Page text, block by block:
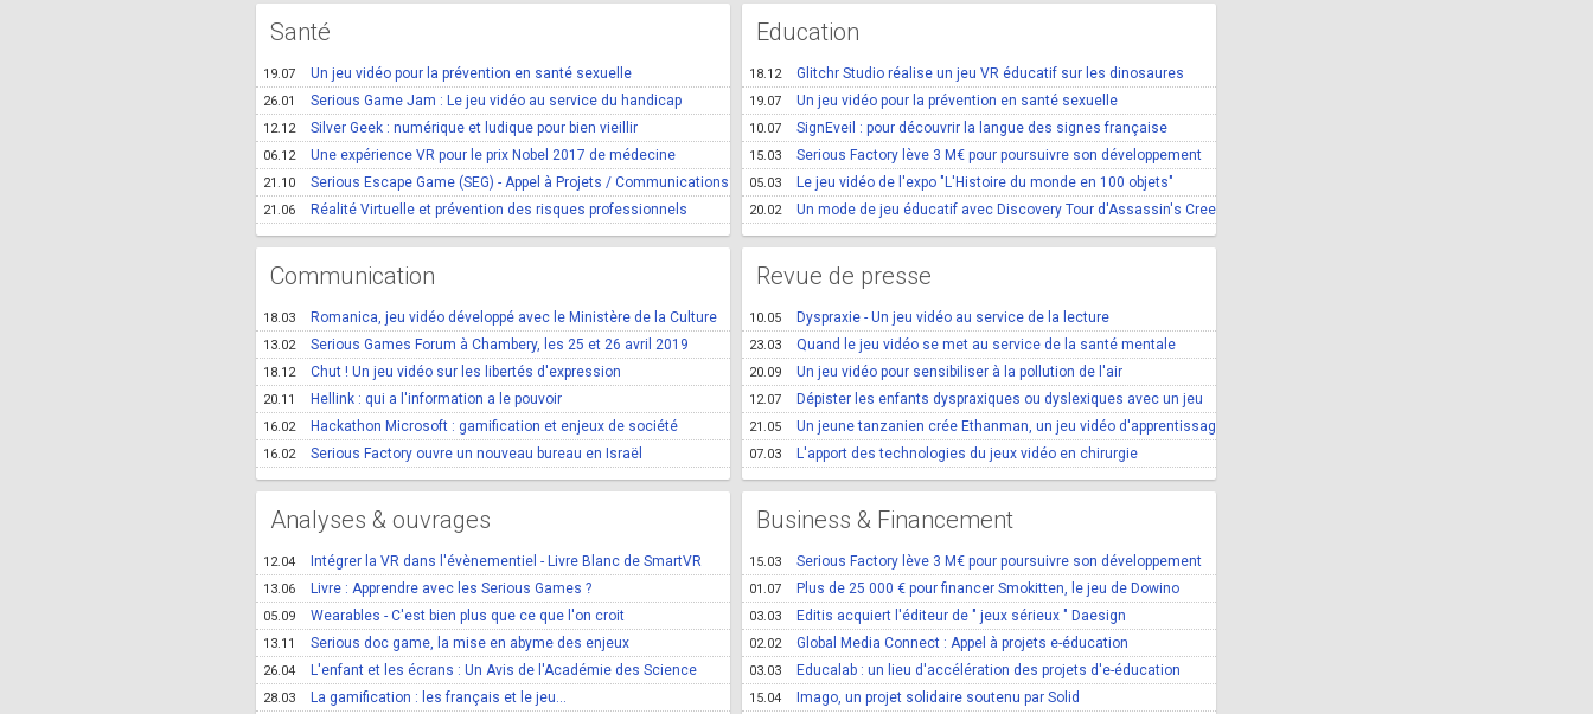
Santé
19.07 Un jeu vidéo pour la prévention en santé sexuelle
26.01 Serious Game Jam : Le jeu vidéo au service du handicap
12.12 Silver Geek : numérique et ludique pour bien vieillir
06.12 Une expérience VR pour le prix Nobel 2017 de médecine
21.10 Serious Escape Game (SEG) - Appel à Projets / Communications
21.06 Réalité Virtuelle et prévention des risques professionnels
Education
18.12 Glitchr Studio réalise un jeu VR éducatif sur les dinosaures
19.07 Un jeu vidéo pour la prévention en santé sexuelle
10.07 SignEveil : pour découvrir la langue des signes française
15.03 Serious Factory lève 3 M€ pour poursuivre son développement
05.03 Le jeu vidéo de l'expo "L'Histoire du monde en 100 objets"
20.02 Un mode de jeu éducatif avec Discovery Tour d'Assassin's Creed
Communication
18.03 Romanica, jeu vidéo développé avec le Ministère de la Culture
13.02 Serious Games Forum à Chambery, les 25 et 26 avril 2019
18.12 Chut ! Un jeu vidéo sur les libertés d'expression
20.11 Hellink : qui a l'information a le pouvoir
16.02 Hackathon Microsoft : gamification et enjeux de société
16.02 Serious Factory ouvre un nouveau bureau en Israël
Revue de presse
10.05 Dyspraxie - Un jeu vidéo au service de la lecture
23.03 Quand le jeu vidéo se met au service de la santé mentale
20.09 Un jeu vidéo pour sensibiliser à la pollution de l'air
12.07 Dépister les enfants dyspraxiques ou dyslexiques avec un jeu
21.05 Un jeune tanzanien crée Ethanman, un jeu vidéo d'apprentissage
07.03 L'apport des technologies du jeux vidéo en chirurgie
Analyses & ouvrages
12.04 Intégrer la VR dans l'évènementiel - Livre Blanc de SmartVR
13.06 Livre : Apprendre avec les Serious Games ?
05.09 Wearables - C'est bien plus que ce que l'on croit
13.11 Serious doc game, la mise en abyme des enjeux
26.04 L'enfant et les écrans : Un Avis de l'Académie des Science
28.03 La gamification : les français et le jeu...
Business & Financement
15.03 Serious Factory lève 3 M€ pour poursuivre son développement
01.07 Plus de 25 000 € pour financer Smokitten, le jeu de Dowino
03.03 Editis acquiert l'éditeur de " jeux sérieux " Daesign
02.02 Global Media Connect : Appel à projets e-éducation
03.03 Educalab : un lieu d'accélération des projets d'e-éducation
15.04 Imago, un projet solidaire soutenu par Solid